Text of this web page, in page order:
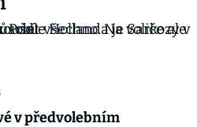
v předvolebním